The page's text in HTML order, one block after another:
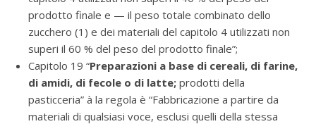
prodotto finale e — il peso totale combinato dello
zucchero (1) e dei materiali del capitolo 4 utilizzati non
superi il 60 % del peso del prodotto finale”;
Capitolo 19 “Preparazioni a base di cereali, di farine,
di amidi, di fecole o di latte; prodotti della
pasticceria” à la regola è “Fabbricazione a partire da
materiali di qualsiasi voce, esclusi quelli della stessa